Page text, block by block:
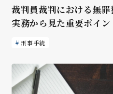
裁判員裁判における無
実務から見た重要ポイン
刑事手続